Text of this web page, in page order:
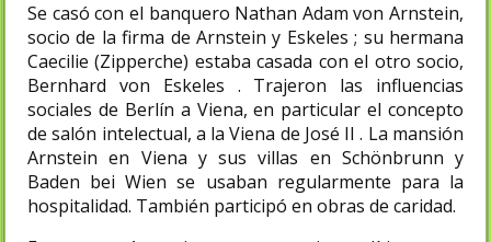
Se casó con el banquero Nathan Adam von Arnstein,
socio de la firma de Arnstein y Eskeles ; su hermana
Caecilie (Zipperche) estaba casada con el otro socio,
Bernhard von Eskeles . Trajeron las influencias
sociales de Berlín a Viena, en particular el concepto
de salón intelectual, a la Viena de José II . La mansión
Arnstein en Viena y sus villas en Schönbrunn y
Baden bei Wien se usaban regularmente para la
hospitalidad. También participó en obras de caridad.